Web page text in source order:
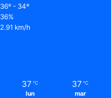
36º - 34º
36%
2.91 km/h
37 ℃
lun
37 ℃
mar